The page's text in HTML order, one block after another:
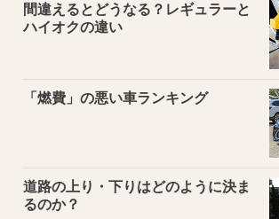
間違えるとどうなる？レギュラーと
ハイオクの違い
「燃費」の悪い車ランキング
道路の上り・下りはどのように決ま
るのか？